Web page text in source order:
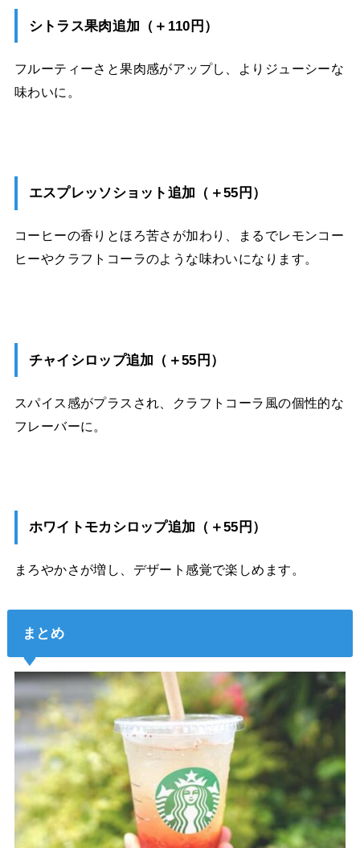
シトラス果肉追加（＋110円）
フルーティーさと果肉感がアップし、よりジューシーな
味わいに。
エスプレッソショット追加（＋55円）
コーヒーの香りとほろ苦さが加わり、まるでレモンコー
ヒーやクラフトコーラのような味わいになります。
チャイシロップ追加（＋55円）
スパイス感がプラスされ、クラフトコーラ風の個性的な
フレーバーに 。
ホワイトモカシロップ追加（＋55円）
まろやかさが増し、デザート感覚で楽しめます。
まとめ